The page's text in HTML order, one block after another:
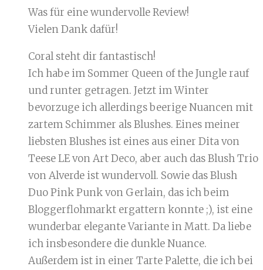
Was für eine wundervolle Review!
Vielen Dank dafür!
Coral steht dir fantastisch!
Ich habe im Sommer Queen of the Jungle rauf
und runter getragen. Jetzt im Winter
bevorzuge ich allerdings beerige Nuancen mit
zartem Schimmer als Blushes. Eines meiner
liebsten Blushes ist eines aus einer Dita von
Teese LE von Art Deco, aber auch das Blush Trio
von Alverde ist wundervoll. Sowie das Blush
Duo Pink Punk von Gerlain, das ich beim
Bloggerflohmarkt ergattern konnte ;), ist eine
wunderbar elegante Variante in Matt. Da liebe
ich insbesondere die dunkle Nuance.
Außerdem ist in einer Tarte Palette, die ich bei